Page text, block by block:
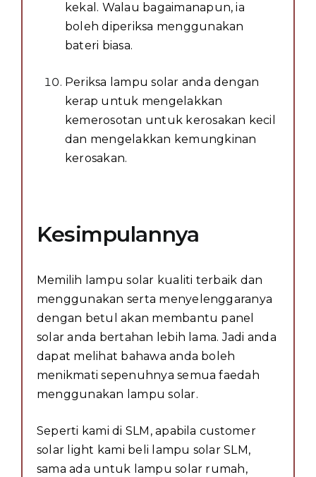
kekal. Walau bagaimanapun, ia
boleh diperiksa menggunakan
bateri biasa.
Periksa lampu solar anda dengan
kerap untuk mengelakkan
kemerosotan untuk kerosakan kecil
dan mengelakkan kemungkinan
kerosakan.
Kesimpulannya
Memilih lampu solar kualiti terbaik dan
menggunakan serta menyelenggaranya
dengan betul akan membantu panel
solar anda bertahan lebih lama. Jadi anda
dapat melihat bahawa anda boleh
menikmati sepenuhnya semua faedah
menggunakan lampu solar.
Seperti kami di SLM, apabila customer
solar light kami beli lampu solar SLM,
sama ada untuk lampu solar rumah,